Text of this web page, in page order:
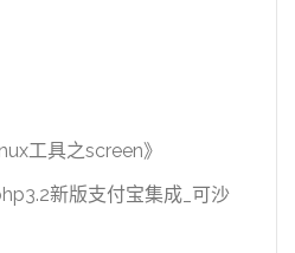
工具之screen》
新版支付宝集成_可沙